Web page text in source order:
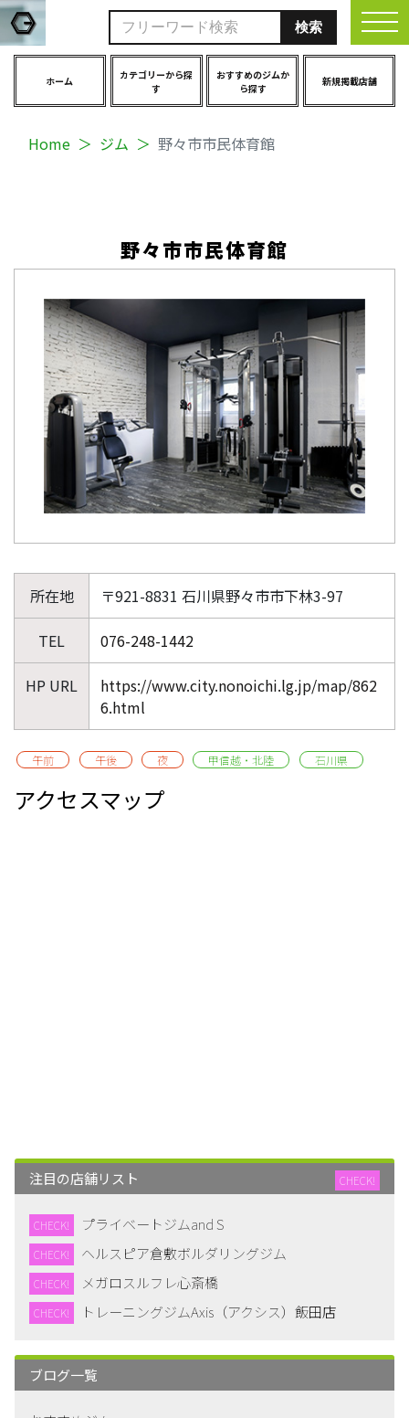
ホーム
カテゴリーから探
す
おすすめのジムか
ら探す
新規掲載店舗
Home ジム 野々市市民体育館
野々市市民体育館
所在地 〒921-8831 石川県野々市市下林3-97
TEL 076-248-1442
HP URL
https://www.city.nonoichi.lg.jp/map/862
6.html
午前 午後 夜 甲信越・北陸 石川県
アクセスマップ
注目の店舗リスト CHECK!
CHECK! プライベートジムand S
CHECK! ヘルスピア倉敷ボルダリングジム
CHECK! メガロスルフレ心斎橋
CHECK! トレーニングジムAxis（アクシス）飯田店
ブログ一覧